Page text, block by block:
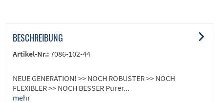
BESCHREIBUNG
Artikel-Nr.:7086-102-44
NEUE GENERATION! >> NOCH ROBUSTER >> NOCH
FLEXIBLER >> NOCH BESSER Purer...
mehr